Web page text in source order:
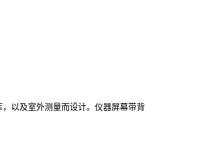
以及室外测量而设计。仪器屏幕带背